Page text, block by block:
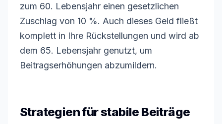
zum 60. Lebensjahr einen gesetzlichen
Zuschlag von 10 %. Auch dieses Geld fließt
komplett in Ihre Rückstellungen und wird ab
dem 65. Lebensjahr genutzt, um
Beitragserhöhungen abzumildern.
Strategien für stabile Beiträge